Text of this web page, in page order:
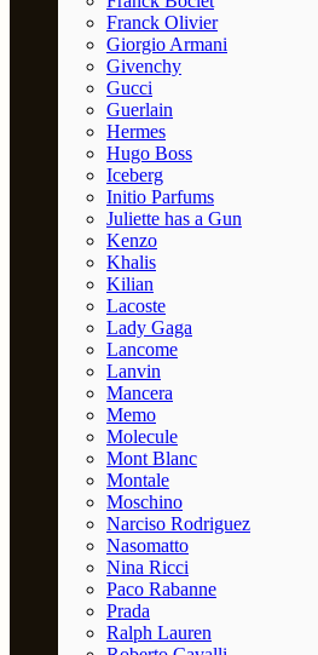
Franck Olivier
Giorgio Armani
Givenchy
Gucci
Guerlain
Hermes
Hugo Boss
Iceberg
Initio Parfums
Juliette has a Gun
Kenzo
Khalis
Kilian
Lacoste
Lady Gaga
Lancome
Lanvin
Mancera
Memo
Molecule
Mont Blanc
Montale
Moschino
Narciso Rodriguez
Nasomatto
Nina Ricci
Paco Rabanne
Prada
Ralph Lauren